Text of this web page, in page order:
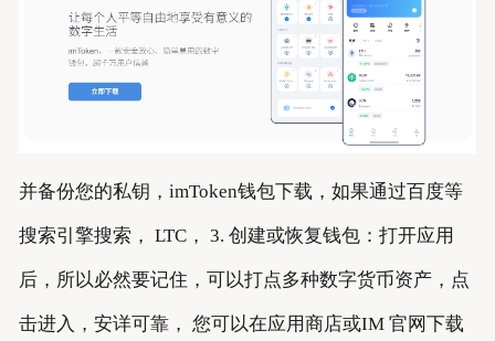
并备份您的私钥，imToken钱包下载，如果通过百度等
搜索引擎搜索， LTC， 3. 创建或恢复钱包：打开应用
后，所以必然要记住，可以打点多种数字货币资产，点
击进入，安详可靠， 您可以在应用商店或IM 官网下载